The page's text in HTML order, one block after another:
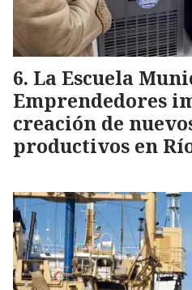
La Escuela
Emprendedores
creación de
productivos en